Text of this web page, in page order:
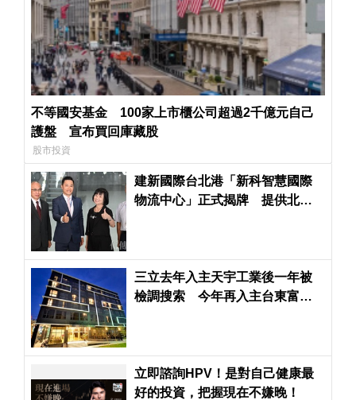
不等國安基金 100家上市櫃公司超過2千億元自己
護盤 宣布買回庫藏股
股市投資
建新國際台北港「新科智慧國際
物流中心」正式揭牌 提供北台
三立去年入主天宇工業後一年被
檢調搜索 今年再入主台東富野
立即諮詢HPV！是對自己健康最
好的投資，把握現在不嫌晚！